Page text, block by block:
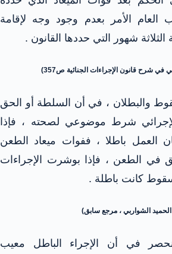
العام الأمر بعدم وجود وجه لإقامة
شهور التي حددها القانون .
شرح قانون الإجراءات الجنائية ص357)
والبطلان ، في أن السلطة أو الحق
شرط موضوعي لصحته ، فإذا
العمل باطلا ، ففوات ميعاد الطعن
في الطعن ، فإذا بوشرت الإجراءات
كانت باطلة .
الشواربي ، مرجع سابق)
في أن الإجراء الباطل معيب